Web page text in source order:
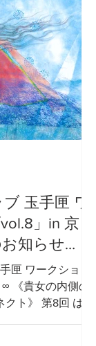
玉手匣 ワ
」in 京
知らせ
匣 ワークショッ
《貴女の内側の
》 第8回 は 漫
クプログラムやワ